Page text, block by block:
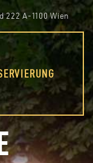
222 A-1100 Wien